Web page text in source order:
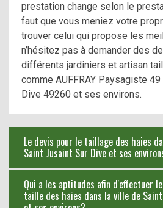
prestation change selon le
faut que vous meniez votre
trouver celui qui propose les
n’hésitez pas à demander des
différents jardiniers et artisan
comme AUFFRAY Paysagiste
Dive 49260 et ses environs.
Le devis pour le taillage des haies
Saint Jusaint Sur Dive et ses
Qui a les aptitudes afin d'effectuer
taille des haies dans la ville de